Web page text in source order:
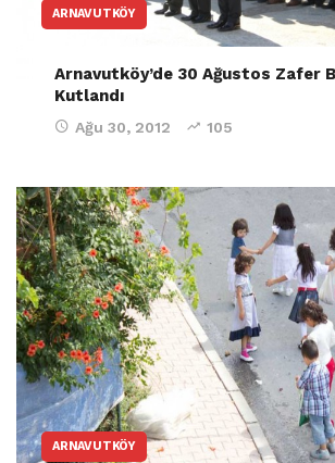
ARNAVUTKÖY
Arnavutköy’de 30 Ağustos Zafer
Kutlandı
Ağu 30, 2012 105
ARNAVUTKÖY